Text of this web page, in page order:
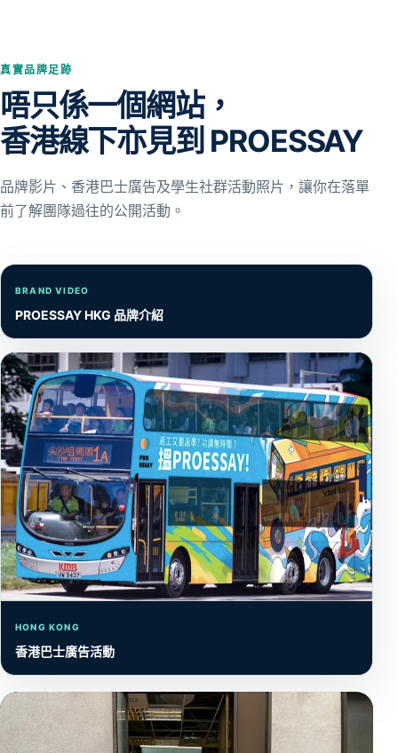
真實品牌足跡
唔只係一個網站，
香港線下亦見到 PROESSAY
品牌影片、香港巴士廣告及學生社群活動照片，讓你在落單
前了解團隊過往的公開活動。
BRAND VIDEO
PROESSAY HKG 品牌介紹
HONG KONG
香港巴士廣告活動